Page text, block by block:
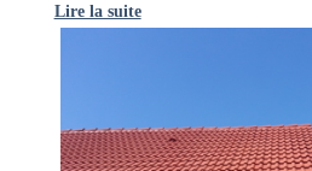
Lire la suite